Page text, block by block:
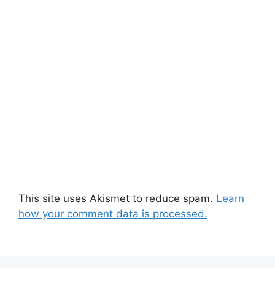
This site uses Akismet to reduce spam. Learn
how your comment data is processed.